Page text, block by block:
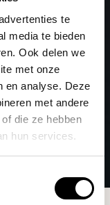
te
media te bieden
Ook delen we
met onze
en analyse. Deze
met andere
die ze hebben
hun services.